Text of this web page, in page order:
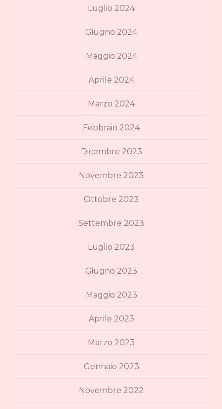
Luglio 2024
Giugno 2024
Maggio 2024
Aprile 2024
Marzo 2024
Febbraio 2024
Dicembre 2023
Novembre 2023
Ottobre 2023
Settembre 2023
Luglio 2023
Giugno 2023
Maggio 2023
Aprile 2023
Marzo 2023
Gennaio 2023
Novembre 2022